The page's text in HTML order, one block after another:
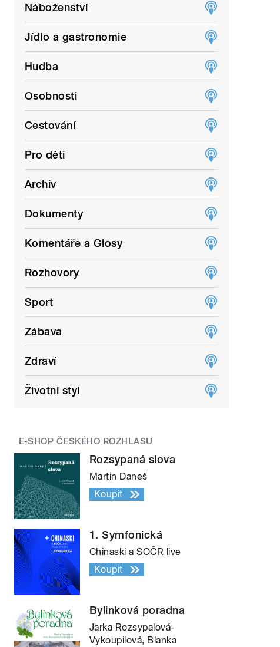
Náboženství
Jídlo a gastronomie
Hudba
Osobnosti
Cestování
Pro děti
Archiv
Dokumenty
Komentáře a Glosy
Rozhovory
Sport
Zábava
Zdraví
Životní styl
E-SHOP ČESKÉHO ROZHLASU
Rozsypaná slova
Martin Daneš
Koupit
1. Symfonická
Chinaski a SOČR live
Koupit
Bylinková poradna
Jarka Rozsypalová-
Vykoupilová, Blanka